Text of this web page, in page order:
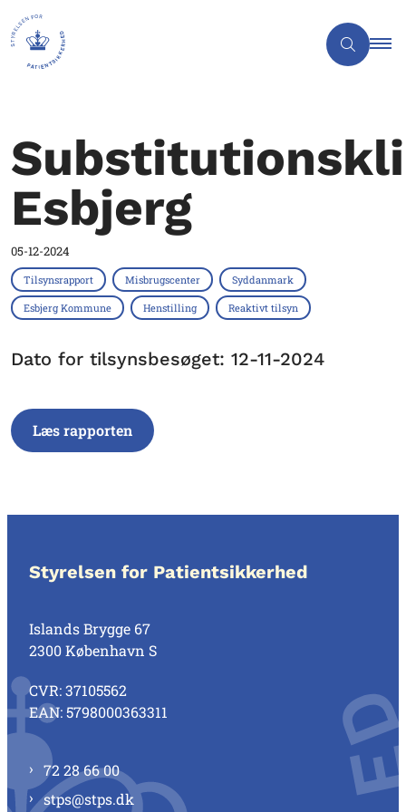
Esbjerg
05-12-2024
Tilsynsrapport Misbrugscenter Syddanmark
Esbjerg Kommune Henstilling Reaktivt tilsyn
Dato for tilsynsbesøget: 12-11-2024
Læs rapporten
Styrelsen for Patientsikkerhed
Islands Brygge 67
2300 København S
CVR: 37105562
EAN: 5798000363311
72 28 66 00
stps@stps.dk